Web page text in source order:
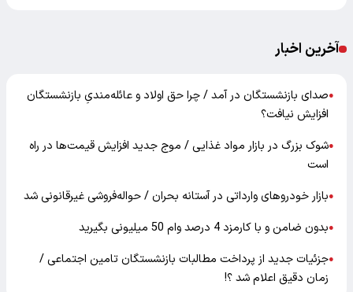
آخرین اخبار
●صدای بازنشستگان در آمد / چرا حق اولاد و عائله‌مندیِ بازنشستگان
افزایش نیافت؟
●شوک بزرگ در بازار مواد غذایی / موج جدید افزایش قیمت‌ها در راه
است
●بازار خودرو‌های وارداتی در آستانه بحران / حواله‌فروشی غیرقانونی شد
●بدون ضامن و با کارمزد 4 درصد وام 50 میلیونی بگیرید
●جزئیات جدید از پرداخت مطالبات بازنشستگان تامین اجتماعی /
زمان دقیق اعلام شد ؟!